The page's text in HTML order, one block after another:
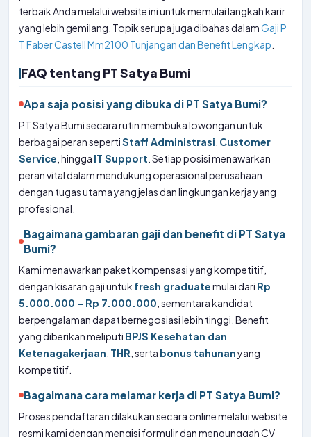
terbaik Anda melalui website ini untuk memulai langkah karir
yang lebih gemilang. Topik serupa juga dibahas dalamGaji P
T Faber Castell Mm2100 Tunjangan dan Benefit Lengkap
FAQ tentang PT Satya Bumi
Apa saja posisi yang dibuka di PT Satya Bumi?
PT Satya Bumi secara rutin membuka lowongan untuk
berbagai peran sepertiStaff Administrasi Customer
Service , hingga IT Support . Setiap posisi menawarkan
peran vital dalam mendukung operasional perusahaan
dengan tugas utama yang jelas dan lingkungan kerja yang
profesional.
Bagaimana gambaran gaji dan benefit di PT Satya
Bumi?
Kami menawarkan paket kompensasi yang kompetitif,
dengan kisaran gaji untuk fresh graduatemulai dari Rp
5.000.000 – Rp 7.000.000 , sementara kandidat
berpengalaman dapat bernegosiasi lebih tinggi. Benefit
yang diberikan meliputi BPJS Kesehatan dan
Ketenagakerjaan THR , serta bonus tahunanyang
kompetitif.
Bagaimana cara melamar kerja di PT Satya Bumi?
Proses pendaftaran dilakukan secara online melalui website
resmi kami dengan mengisi formulir dan mengunggah CV